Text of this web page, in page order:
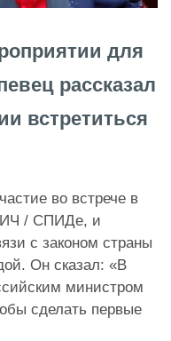
для
рассказал
встретиться
во встрече в
/ СПИДе, и
с законом страны
Он сказал: «В
министром
сделать первые